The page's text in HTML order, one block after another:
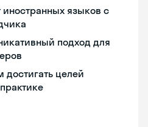
иностранных языков с
подход для
достигать целей